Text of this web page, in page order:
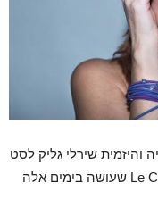
והיזמית שירלי גליק לסט
הצילום למותג התכשיטים האיטלקי Le Cororne שעושה בימים אלה